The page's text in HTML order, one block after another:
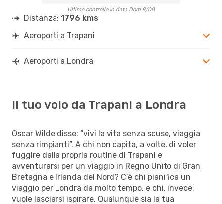
Ultimo controllo in data Dom 9/08
Distanza: 1796 kms
Aeroporti a Trapani
Aeroporti a Londra
Il tuo volo da Trapani a Londra
Oscar Wilde disse: “vivi la vita senza scuse, viaggia
senza rimpianti”. A chi non capita, a volte, di voler
fuggire dalla propria routine di Trapani e
avventurarsi per un viaggio in Regno Unito di Gran
Bretagna e Irlanda del Nord? C’è chi pianifica un
viaggio per Londra da molto tempo, e chi, invece,
vuole lasciarsi ispirare. Qualunque sia la tua